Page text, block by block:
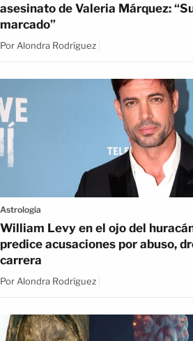
asesinato de Valeria Márquez:
marcado”
Por Alondra Rodríguez
Astrologia
William Levy en el ojo del
predice acusaciones por abuso,
carrera
Por Alondra Rodríguez